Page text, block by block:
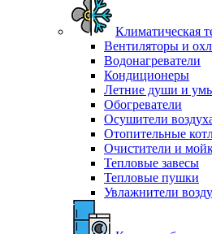
Климатическая
Вентиляторы и
Водонагреватели
Кондиционеры
Летние души и
Обогреватели
Осушители
Отопительные
Очистители и
Тепловые завесы
Тепловые пушки
Увлажнители